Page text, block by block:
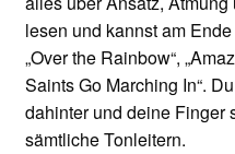
lesen und kannst am
„Over the Rainbow“,
Saints Go Marching In“.
dahinter und deine Finger
sämtliche Tonleitern.